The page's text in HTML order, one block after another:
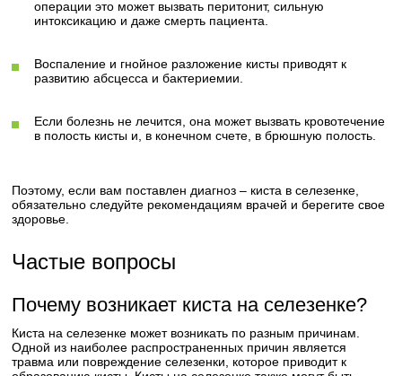
операции это может вызвать перитонит, сильную
интоксикацию и даже смерть пациента.
Воспаление и гнойное разложение кисты приводят к
развитию абсцесса и бактериемии.
Если болезнь не лечится, она может вызвать кровотечение
в полость кисты и, в конечном счете, в брюшную полость.
Поэтому, если вам поставлен диагноз – киста в селезенке,
обязательно следуйте рекомендациям врачей и берегите свое
здоровье.
Частые вопросы
Почему возникает киста на селезенке?
Киста на селезенке может возникать по разным причинам.
Одной из наиболее распространенных причин является
травма или повреждение селезенки, которое приводит к